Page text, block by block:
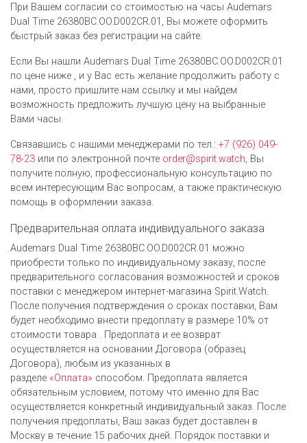
При Вашем согласии со стоимостью на часы Audemars
Dual Time 26380BC.OO.D002CR.01, Вы можете оформить
быстрый заказ без регистрации на сайте.
Если Вы нашли Audemars Dual Time 26380BC.OO.D002CR.01
по цене ниже , и у Вас есть желание продолжить работу с
нами, просто пришлите нам ссылку и мы найдем
возможность предложить лучшую цену на выбранные
Вами часы.
Связавшись с нашими менеджерами по тел.: +7 (926) 049-
78-23 или по электронной почте order@spirit.watch, Вы
получите полную, профессиональную консультацию по
всем интересующим Вас вопросам, а также практическую
помощь в оформлении заказа.
Предварительная оплата индивидуального заказа
Audemars Dual Time 26380BC.OO.D002CR.01 можно
приобрести только по индивидуальному заказу, после
предварительного согласования возможностей и сроков
поставки с менеджером интернет-магазина Spirit.Watch.
После получения подтверждения о сроках поставки, Вам
будет необходимо внести предоплату в размере 10% от
стоимости товара . Предоплата и ее возврат
осуществляется на основании Договора (образец
Договора), любым из указанных в
разделе «Оплата» способом. Предоплата является
обязательным условием, потому что именно для Вас
осуществляется конкретный индивидуальный заказ. После
получения предоплаты, Ваш заказ будет доставлен в
Москву в течение 15 рабочих дней. Порядок поставки и